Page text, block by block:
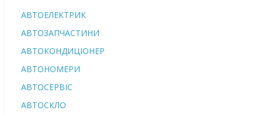
АВТОЕЛЕКТРИК
АВТОЗАПЧАСТИНИ
АВТОКОНДИЦІОНЕР
АВТОНОМЕРИ
АВТОСЕРВІС
АВТОСКЛО